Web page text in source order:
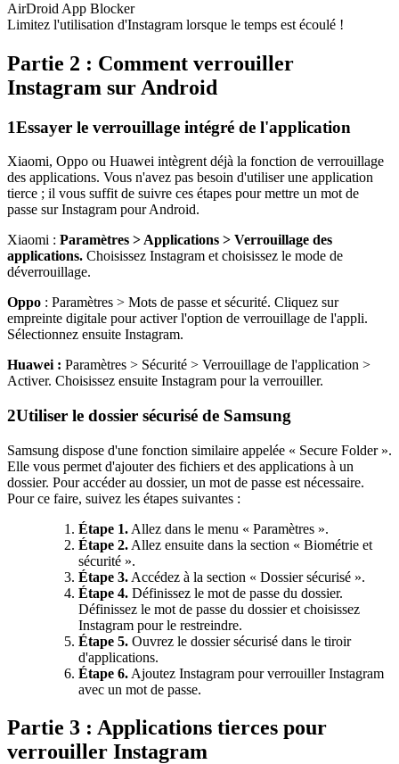
AirDroid App Blocker
Limitez l'utilisation d'Instagram lorsque le temps est écoulé !
Partie 2 : Comment verrouiller
Instagram sur Android
1Essayer le verrouillage intégré de l'application
Xiaomi, Oppo ou Huawei intègrent déjà la fonction de verrouillage
des applications. Vous n'avez pas besoin d'utiliser une application
tierce ; il vous suffit de suivre ces étapes pour mettre un mot de
passe sur Instagram pour Android.
Xiaomi : Paramètres > Applications > Verrouillage des
applications. Choisissez Instagram et choisissez le mode de
déverrouillage.
Oppo : Paramètres > Mots de passe et sécurité. Cliquez sur
empreinte digitale pour activer l'option de verrouillage de l'appli.
Sélectionnez ensuite Instagram.
Huawei : Paramètres > Sécurité > Verrouillage de l'application >
Activer. Choisissez ensuite Instagram pour la verrouiller.
2Utiliser le dossier sécurisé de Samsung
Samsung dispose d'une fonction similaire appelée « Secure Folder ».
Elle vous permet d'ajouter des fichiers et des applications à un
dossier. Pour accéder au dossier, un mot de passe est nécessaire.
Pour ce faire, suivez les étapes suivantes :
Étape 1. Allez dans le menu « Paramètres ».
Étape 2. Allez ensuite dans la section « Biométrie et
sécurité ».
Étape 3. Accédez à la section « Dossier sécurisé ».
Étape 4. Définissez le mot de passe du dossier.
Définissez le mot de passe du dossier et choisissez
Instagram pour le restreindre.
Étape 5. Ouvrez le dossier sécurisé dans le tiroir
d'applications.
Étape 6. Ajoutez Instagram pour verrouiller Instagram
avec un mot de passe.
Partie 3 : Applications tierces pour
verrouiller Instagram